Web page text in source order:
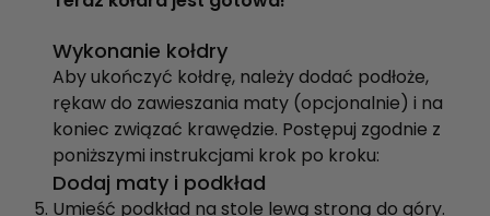
Wykonanie kołdry
Aby ukończyć kołdrę, należy dodać podłoże,
rękaw do zawieszania maty (opcjonalnie) i na
koniec związać krawędzie. Postępuj zgodnie z
poniższymi instrukcjami krok po kroku:
Dodaj maty i podkład
Umieść podkład na stole lewą stroną do góry.